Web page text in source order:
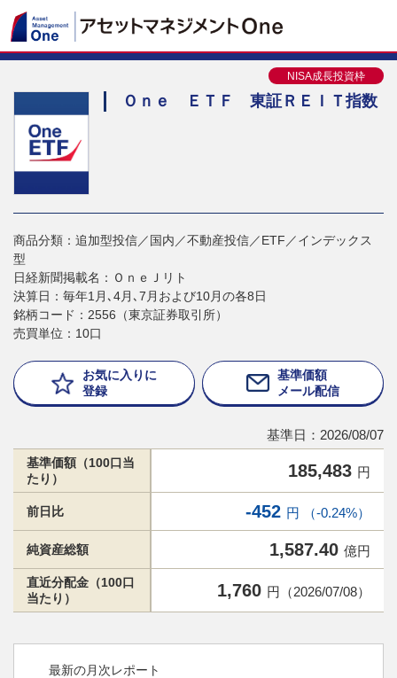
NISA成長投資枠
Ｏｎｅ ＥＴＦ 東証ＲＥＩＴ指数
商品分類：追加型投信／国内／不動産投信／ETF／インデックス
型
日経新聞掲載名：ＯｎｅＪリト
決算日：毎年1月､4月､7月および10月の各8日
銘柄コード：2556（東京証券取引所）
売買単位：10口
お気に入りに
登録
基準価額
メール配信
基準日：2026/08/07
基準価額（100口当
たり）
185,483 円
前日比 -452 円 （-0.24%）
純資産総額 1,587.40 億円
直近分配金（100口
当たり）
1,760 円（2026/07/08）
最新の月次レポート